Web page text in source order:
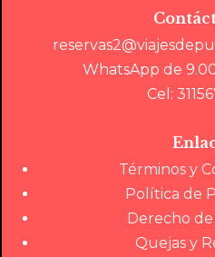
WhatsApp de
Cel:
Términos y
Política de
Derecho
Quejas y